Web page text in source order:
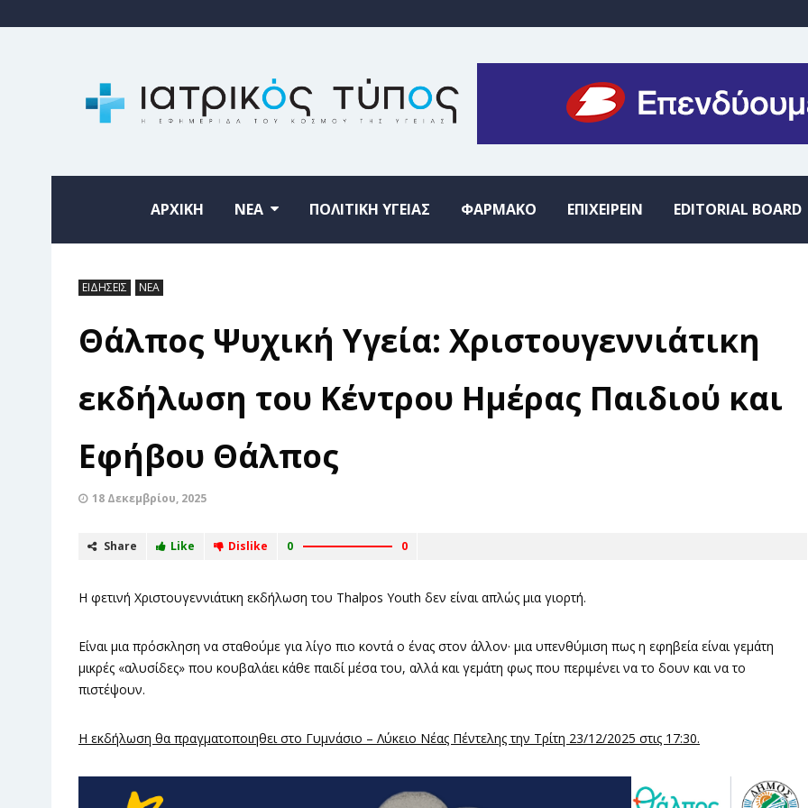
ΑΡΧΙΚΗ ΝΕΑ ΠΟΛΙΤΙΚΗ ΥΓΕΙΑΣ ΦΑΡΜΑΚΟ ΕΠΙΧΕΙΡΕΙΝ EDITORIAL BOARD
ΕΙΔΗΣΕΙΣ ΝΕΑ
Θάλπος Ψυχική Υγεία: Χριστουγεννιάτικη
εκδήλωση του Κέντρου Ημέρας Παιδιού και
Εφήβου Θάλπος
18 Δεκεμβρίου, 2025
Share Like Dislike 0 0
Η φετινή Χριστουγεννιάτικη εκδήλωση του Thalpos Youth δεν είναι απλώς μια γιορτή.
Είναι μια πρόσκληση να σταθούμε για λίγο πιο κοντά ο ένας στον άλλον· μια υπενθύμιση πως η εφηβεία είναι γεμάτη
μικρές «αλυσίδες» που κουβαλάει κάθε παιδί μέσα του, αλλά και γεμάτη φως που περιμένει να το δουν και να το
πιστέψουν.
Η εκδήλωση θα πραγματοποιηθει στο Γυμνάσιο – Λύκειο Νέας Πέντελης την Τρίτη 23/12/2025 στις 17:30.